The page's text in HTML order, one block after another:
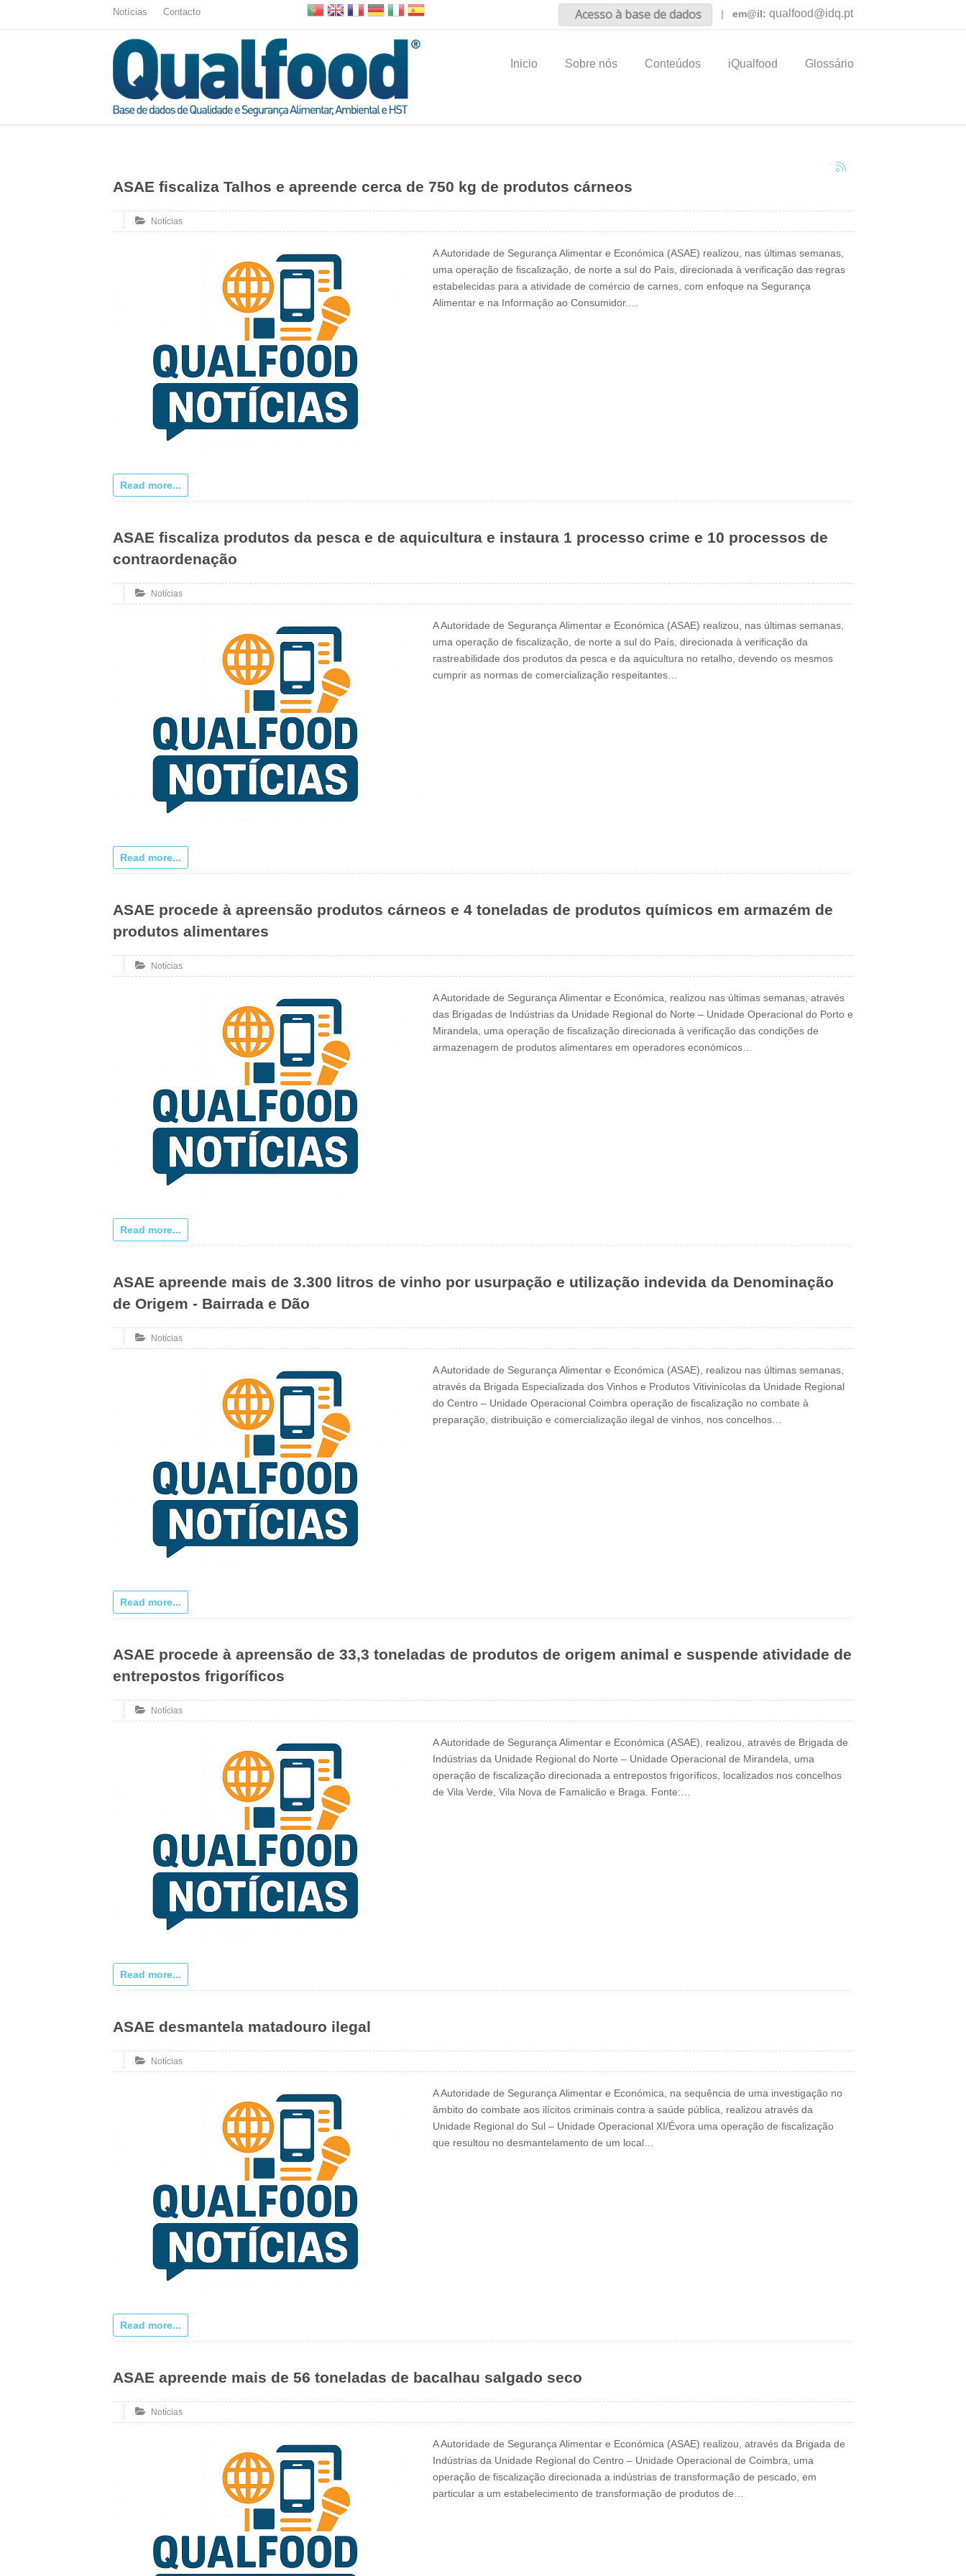
Notícias Contacto Acesso à base de dados | em@il: qualfood@idq.pt
Inicio Sobre nós Conteúdos iQualfood Glossário
ASAE fiscaliza Talhos e apreende cerca de 750 kg de produtos cárneos
Notícias
A Autoridade de Segurança Alimentar e Económica (ASAE) realizou, nas últimas semanas,
uma operação de fiscalização, de norte a sul do País, direcionada à verificação das regras
estabelecidas para a atividade de comércio de carnes, com enfoque na Segurança
Alimentar e na Informação ao Consumidor.…
Read more...
ASAE fiscaliza produtos da pesca e de aquicultura e instaura 1 processo crime e 10 processos de
contraordenação
Notícias
A Autoridade de Segurança Alimentar e Económica (ASAE) realizou, nas últimas semanas,
uma operação de fiscalização, de norte a sul do País, direcionada à verificação da
rastreabilidade dos produtos da pesca e da aquicultura no retalho, devendo os mesmos
cumprir as normas de comercialização respeitantes…
Read more...
ASAE procede à apreensão produtos cárneos e 4 toneladas de produtos químicos em armazém de
produtos alimentares
Notícias
A Autoridade de Segurança Alimentar e Económica, realizou nas últimas semanas, através
das Brigadas de Indústrias da Unidade Regional do Norte – Unidade Operacional do Porto e
Mirandela, uma operação de fiscalização direcionada à verificação das condições de
armazenagem de produtos alimentares em operadores económicos…
Read more...
ASAE apreende mais de 3.300 litros de vinho por usurpação e utilização indevida da Denominação
de Origem - Bairrada e Dão
Notícias
A Autoridade de Segurança Alimentar e Económica (ASAE), realizou nas últimas semanas,
através da Brigada Especializada dos Vinhos e Produtos Vitivinícolas da Unidade Regional
do Centro – Unidade Operacional Coimbra operação de fiscalização no combate à
preparação, distribuição e comercialização ilegal de vinhos, nos concelhos…
Read more...
ASAE procede à apreensão de 33,3 toneladas de produtos de origem animal e suspende atividade de
entrepostos frigoríficos
Notícias
A Autoridade de Segurança Alimentar e Económica (ASAE), realizou, através de Brigada de
Indústrias da Unidade Regional do Norte – Unidade Operacional de Mirandela, uma
operação de fiscalização direcionada a entrepostos frigoríficos, localizados nos concelhos
de Vila Verde, Vila Nova de Famalicão e Braga. Fonte:…
Read more...
ASAE desmantela matadouro ilegal
Notícias
A Autoridade de Segurança Alimentar e Económica, na sequência de uma investigação no
âmbito do combate aos ilícitos criminais contra a saúde pública, realizou através da
Unidade Regional do Sul – Unidade Operacional XI/Évora uma operação de fiscalização
que resultou no desmantelamento de um local…
Read more...
ASAE apreende mais de 56 toneladas de bacalhau salgado seco
Notícias
A Autoridade de Segurança Alimentar e Económica (ASAE) realizou, através da Brigada de
Indústrias da Unidade Regional do Centro – Unidade Operacional de Coimbra, uma
operação de fiscalização direcionada a indústrias de transformação de pescado, em
particular a um estabelecimento de transformação de produtos de…